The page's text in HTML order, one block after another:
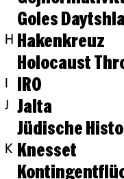
Goles
H Hakenkreuz
Holocaust
IRO
J
Jalta
Jüdische
K Knesset